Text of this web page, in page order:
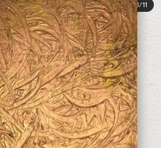
1/11